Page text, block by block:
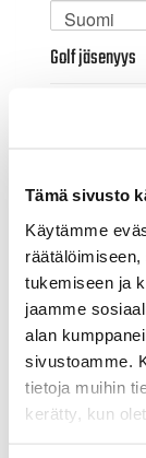
Tämä sivusto
Käytämme
tukemiseen ja
jaamme
alan
sivustoamme.
tietoja muihin
kerätty, kun
Suomi
Golf jäsenyys
Lisätiedot